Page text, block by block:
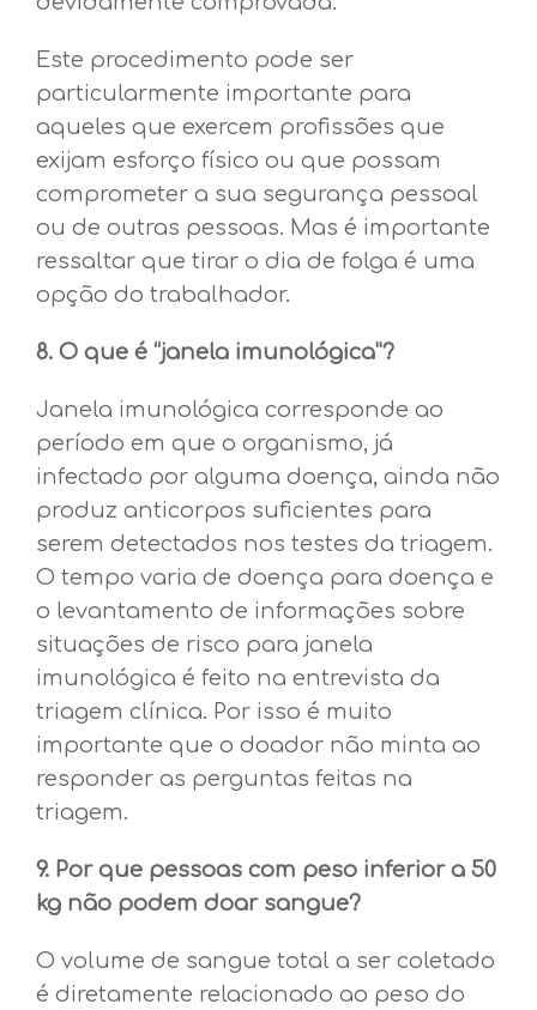
Este procedimento pode ser
particularmente importante para
aqueles que exercem profissões que
exijam esforço físico ou que possam
comprometer a sua segurança pessoal
ou de outras pessoas. Mas é importante
ressaltar que tirar o dia de folga é uma
opção do trabalhador.
8. O que é “janela imunológica”?
Janela imunológica corresponde ao
período em que o organismo, já
infectado por alguma doença, ainda não
produz anticorpos suficientes para
serem detectados nos testes da triagem.
O tempo varia de doença para doença e
o levantamento de informações sobre
situações de risco para janela
imunológica é feito na entrevista da
triagem clínica. Por isso é muito
importante que o doador não minta ao
responder as perguntas feitas na
triagem.
9. Por que pessoas com peso inferior a 50
kg não podem doar sangue?
O volume de sangue total a ser coletado
é diretamente relacionado ao peso do